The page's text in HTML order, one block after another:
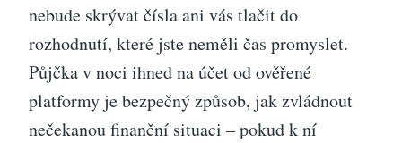
nebude skrývat čísla ani vás tlačit do
rozhodnutí, které jste neměli čas promyslet.
Půjčka v noci ihned na účet od ověřené
platformy je bezpečný způsob, jak zvládnout
nečekanou finanční situaci – pokud k ní